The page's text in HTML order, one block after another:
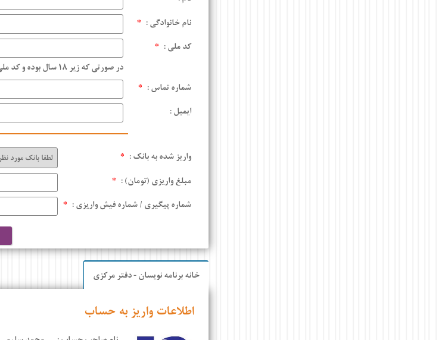
نام خانوادگی : *
کد ملی : *
در صورتی که زیر ۱۸ سال بوده و کد ملی ندارید، شماره شناسنامه خود را وارد نمایید.
شماره تماس : *
ایمیل :
واریز شده به بانک : *
مبلغ واریزی (تومان) : *
شماره پیگیری / شماره فیش واریزی : *
خانه برنامه نویسان - دفتر مرکزی
اطلاعات واریز به حساب